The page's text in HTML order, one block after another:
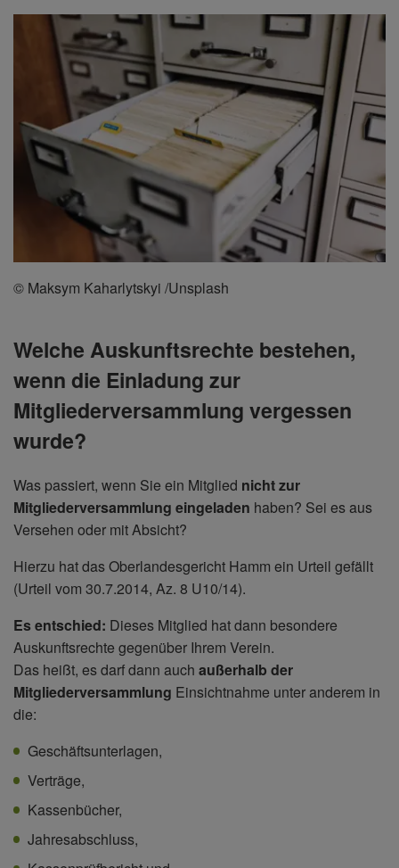
© Maksym Kaharlytskyi /Unsplash
Welche Auskunftsrechte bestehen,
wenn die Einladung zur
Mitgliederversammlung vergessen
wurde?
Was passiert, wenn Sie ein Mitglied nicht zur
Mitgliederversammlung eingeladen haben? Sei es aus
Versehen oder mit Absicht?
Hierzu hat das Oberlandesgericht Hamm ein Urteil gefällt
(Urteil vom 30.7.2014, Az. 8 U10/14).
Es entschied: Dieses Mitglied hat dann besondere
Auskunftsrechte gegenüber Ihrem Verein.
Das heißt, es darf dann auch außerhalb der
Mitgliederversammlung Einsichtnahme unter anderem in
die:
Geschäftsunterlagen,
Verträge,
Kassenbücher,
Jahresabschluss,